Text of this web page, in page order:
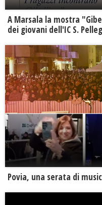
A Marsala la mostra
dei giovani dell'IC S.
Povia, una serata di